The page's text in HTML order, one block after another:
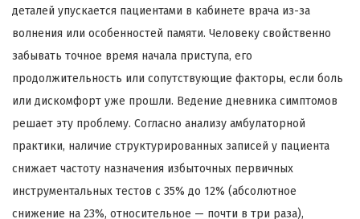
деталей упускается пациентами в кабинете врача из-за
волнения или особенностей памяти. Человеку свойственно
забывать точное время начала приступа, его
продолжительность или сопутствующие факторы, если боль
или дискомфорт уже прошли. Ведение дневника симптомов
решает эту проблему. Согласно анализу амбулаторной
практики, наличие структурированных записей у пациента
снижает частоту назначения избыточных первичных
инструментальных тестов с 35% до 12% (абсолютное
снижение на 23%, относительное — почти в три раза),